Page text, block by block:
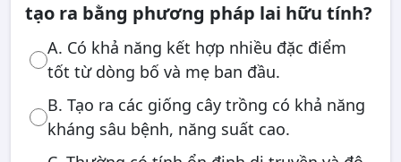
tạo ra bằng phương pháp lai hữu tính?
A. Có khả năng kết hợp nhiều đặc điểm
tốt từ dòng bố và mẹ ban đầu.
B. Tạo ra các giống cây trồng có khả năng
kháng sâu bệnh, năng suất cao.